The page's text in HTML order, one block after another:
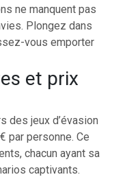
ne manquent pas
Plongez dans
vous emporter
et prix
des jeux d’évasion
par personne. Ce
chacun ayant sa
captivants.